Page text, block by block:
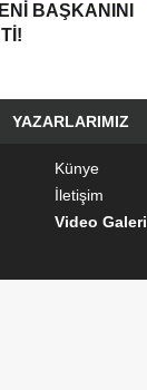
BAŞKANINI
YAZARLARIMIZ
Künye
İletişim
Video Galeri